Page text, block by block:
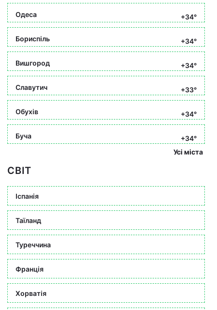
Одеса +34°
Бориспіль +34°
Вишгород +34°
Славутич +33°
Обухів +34°
Буча
+34°
Усі міста
СВІТ
Іспанія
Таїланд
Туреччина
Франція
Хорватія